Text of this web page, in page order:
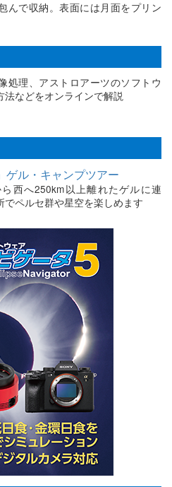
んで収納。表面には月面をプリン
処理、アストロアーツのソフトウ
法などをオンラインで解説
ゲル・キャンプツアー
西へ250km以上離れたゲルに連
でペルセ群や星空を楽しめます